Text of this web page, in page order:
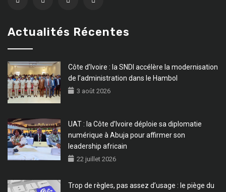
Actualités Récentes
Côte d’Ivoire : la SNDI accélère la modernisation
de l’administration dans le Hambol
3 août 2026
UAT : la Côte d’Ivoire déploie sa diplomatie
numérique à Abuja pour affirmer son
leadership africain
22 juillet 2026
Trop de règles, pas assez d’usage : le piège du